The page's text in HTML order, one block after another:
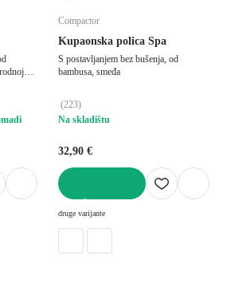
Compactor
Kupaonska polica Spa
S postavljanjem bez bušenja, od
bambusa, smeđa
(223)
Na skladištu
32,90 €
druge varijante